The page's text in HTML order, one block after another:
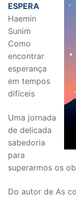
ESPERA
Haemin
Sunim
Como
encontrar
esperança
em tempos
difíceis
Uma jornada
de delicada
sabedoria
para
superarmos os
Do autor de As